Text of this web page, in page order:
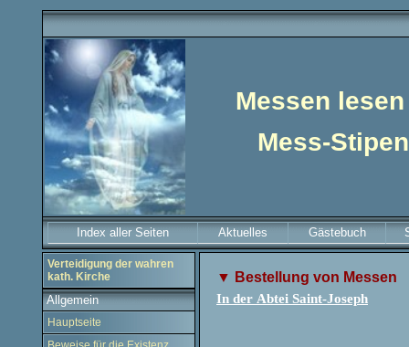
Messen
Mess-
Index aller Seiten Aktuelles Gästebuch
Verteidigung der wahren
kath. Kirche
Allgemein
Hauptseite
▼ Bestellung von Messen
In der Abtei Saint-Joseph